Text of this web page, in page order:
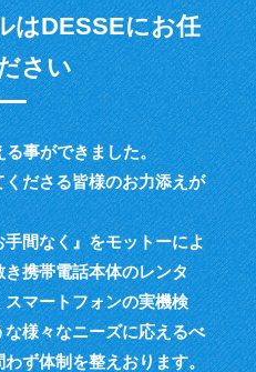
はDESSEにお任
さい
る事ができました。
ださる皆様のお力添えが
間なく』をモットーによ
き携帯電話本体のレンタ
マートフォンの実機検
様々なニーズに応えるべ
ず体制を整えおります。